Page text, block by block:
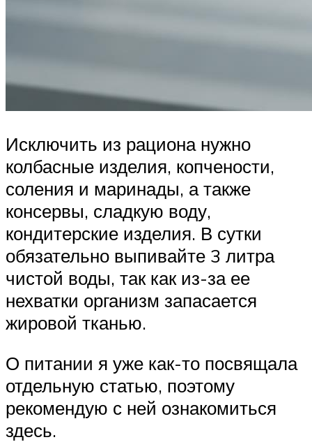
Исключить из рациона нужно
колбасные изделия, копчености,
соления и маринады, а также
консервы, сладкую воду,
кондитерские изделия. В сутки
обязательно выпивайте 3 литра
чистой воды, так как из-за ее
нехватки организм запасается
жировой тканью.
О питании я уже как-то посвящала
отдельную статью, поэтому
рекомендую с ней ознакомиться
здесь.